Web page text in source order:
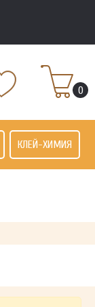
0
КЛЕЙ-ХИМИЯ